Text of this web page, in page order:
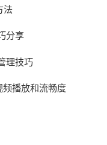
法
分享
理技巧
播放和流畅度